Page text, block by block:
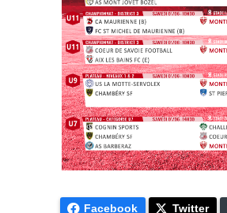
Facebook Twitter